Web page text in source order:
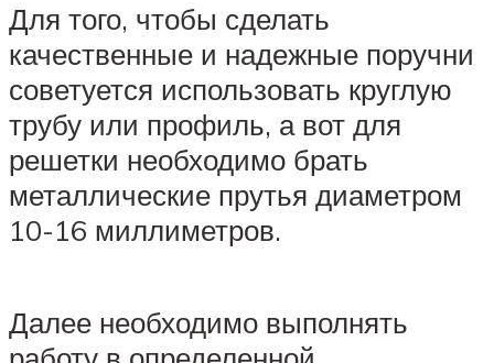
Для того, чтобы сделать
качественные и надежные поручни
советуется использовать круглую
трубу или профиль, а вот для
решетки необходимо брать
металлические прутья диаметром
10-16 миллиметров.
Далее необходимо выполнять